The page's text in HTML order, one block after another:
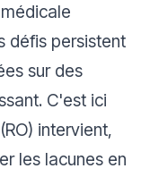
défis persistent
sur des
C'est ici
intervient,
les lacunes en